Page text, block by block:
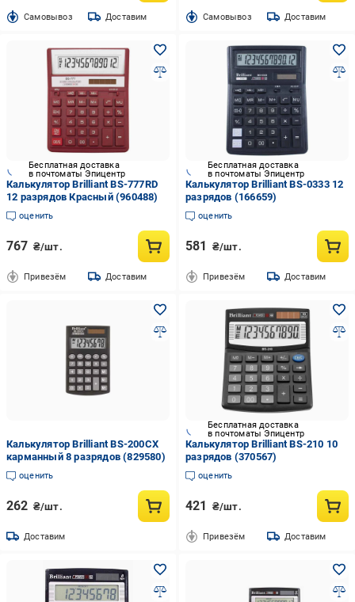
Cамовывоз Доставим Cамовывоз Доставим
Бесплатная доставка
в почтоматы Эпицентр
Калькулятор Brilliant BS-777RD
12 разрядов Красный (960488)
оценить
767 ₴/шт.
Привезём Доставим
Бесплатная доставка
в почтоматы Эпицентр
Калькулятор Brilliant BS-0333 12
разрядов (166659)
оценить
581 ₴/шт.
Привезём Доставим
Калькулятор Brilliant BS-200CX
карманный 8 разрядов (829580)
оценить
262 ₴/шт.
Доставим
Бесплатная доставка
в почтоматы Эпицентр
Калькулятор Brilliant BS-210 10
разрядов (370567)
оценить
421 ₴/шт.
Привезём Доставим